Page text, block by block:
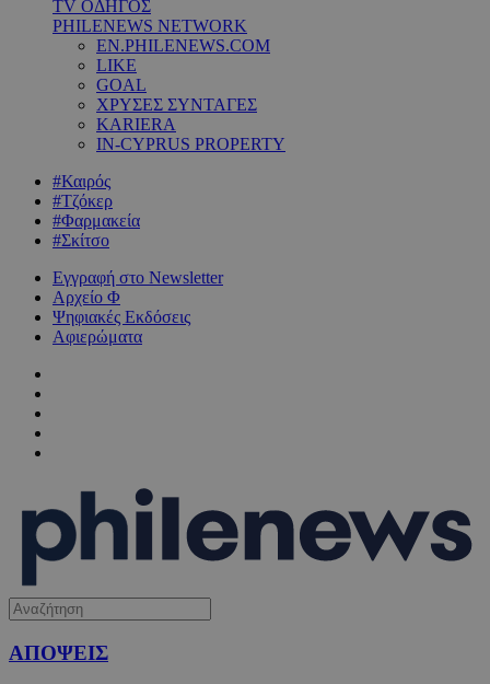
TV ΟΔΗΓΟΣ
PHILENEWS NETWORK
EN.PHILENEWS.COM
LIKE
GOAL
ΧΡΥΣΕΣ ΣΥΝΤΑΓΕΣ
KARIERA
IN-CYPRUS PROPERTY
#Καιρός
#Τζόκερ
#Φαρμακεία
#Σκίτσο
Εγγραφή στο Newsletter
Αρχείο Φ
Ψηφιακές Εκδόσεις
Αφιερώματα
ΑΠΟΨΕΙΣ